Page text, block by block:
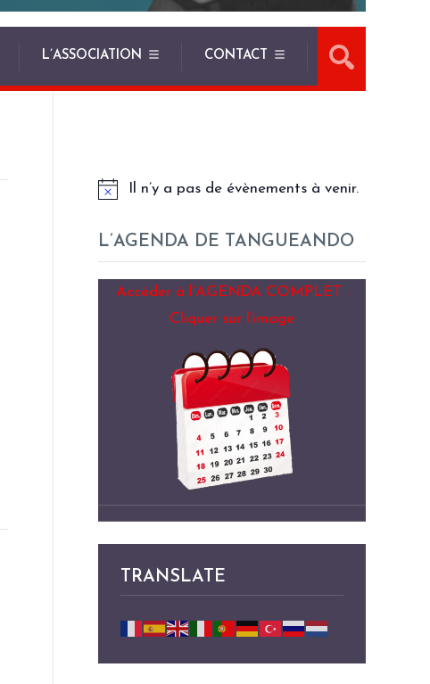
L’ASSOCIATION CONTACT
Il n’y a pas de évènements à venir.
L’AGENDA DE TANGUEANDO
Accéder à l’AGENDA COMPLET :
Cliquer sur l’image
TRANSLATE